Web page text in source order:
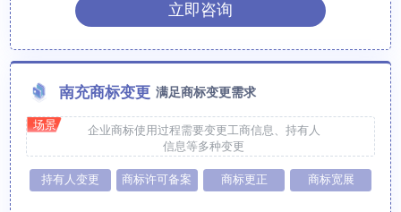
立即咨询
南充商标变更 满足商标变更需求
场景
企业商标使用过程需要变更工商信息、持有人
信息等多种变更
持有人变更 商标许可备案 商标更正 商标宽展